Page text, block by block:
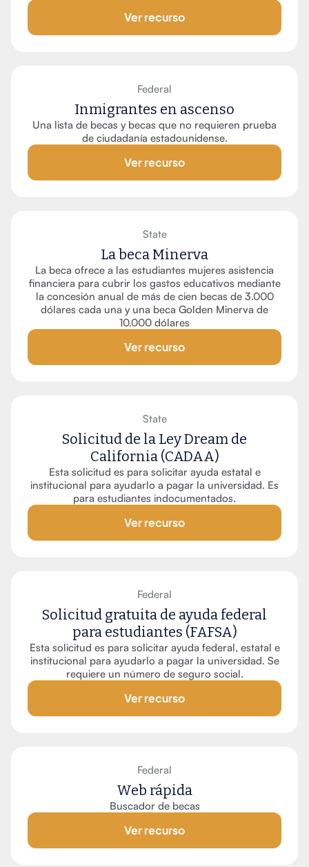
Ver recurso
Federal
Inmigrantes en ascenso
Una lista de becas y becas que no requieren prueba
de ciudadanía estadounidense.
Ver recurso
State
La beca Minerva
La beca ofrece a las estudiantes mujeres asistencia
financiera para cubrir los gastos educativos mediante
la concesión anual de más de cien becas de 3.000
dólares cada una y una beca Golden Minerva de
10.000 dólares
Ver recurso
State
Solicitud de la Ley Dream de
California (CADAA)
Esta solicitud es para solicitar ayuda estatal e
institucional para ayudarlo a pagar la universidad. Es
para estudiantes indocumentados.
Ver recurso
Federal
Solicitud gratuita de ayuda federal
para estudiantes (FAFSA)
Esta solicitud es para solicitar ayuda federal, estatal e
institucional para ayudarlo a pagar la universidad. Se
requiere un número de seguro social.
Ver recurso
Federal
Web rápida
Buscador de becas
Ver recurso